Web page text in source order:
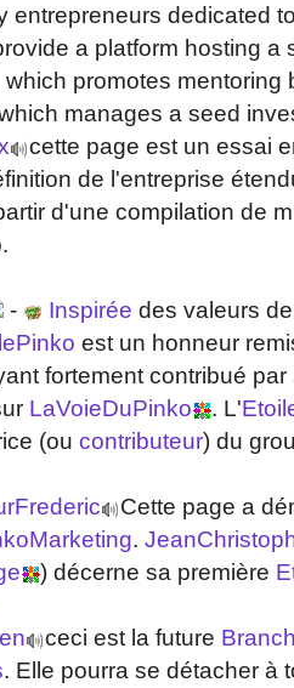
entrepreneurs dedicated
a platform hosting a
promotes mentoring
manages a seed
cette page est un essai
de l'entreprise
d'une compilation de
- Inspirée des valeurs
est un honneur
fortement contribué
LaVoieDuPinko . L'
(ou contributeur) du
Cette page a
.
) décerne sa première
ceci est la future
. Elle pourra se détacher à